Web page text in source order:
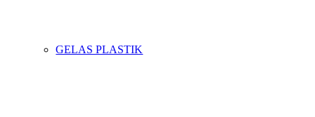
GELAS PLASTIK